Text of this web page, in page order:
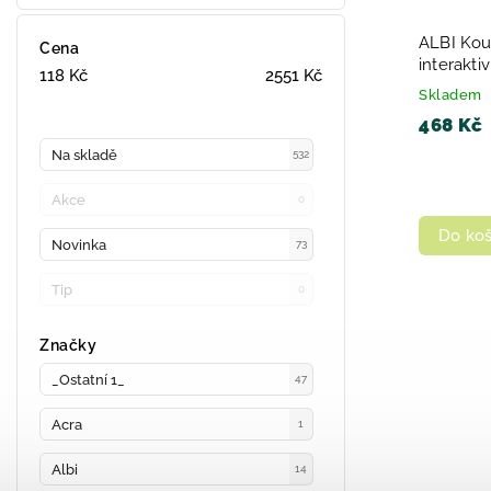
Cena
118 Kč 2551 Kč
Na skladě 532
Akce 0
Novinka 73
Tip 0
Značky
_Ostatní 1_ 47
Acra 1
Albi 14
ALBI
Skladem
468 Kč
Do